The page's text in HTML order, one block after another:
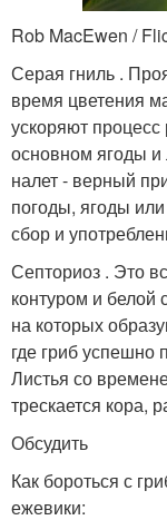
Rob MacEwen /
Серая гниль .
время цветения
ускоряют
основном ягоды
налет - верный
погоды, ягоды
сбор и
Септориоз . Это
контуром и белой
на которых
где гриб успешно
Листья со
трескается кора,
Обсудить
Как бороться с
ежевики: